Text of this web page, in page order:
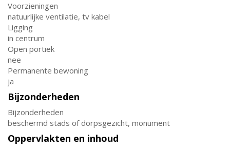
Voorzieningen
natuurlijke ventilatie, tv kabel
Ligging
in centrum
Open portiek
nee
Permanente bewoning
ja
Bijzonderheden
Bijzonderheden
beschermd stads of dorpsgezicht, monument
Oppervlakten en inhoud